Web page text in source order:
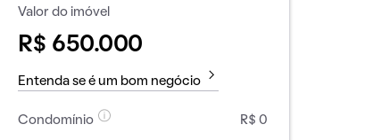
Valor do imóvel
R$ 650.000
Entenda se é um bom negócio
Condomínio R$ 0